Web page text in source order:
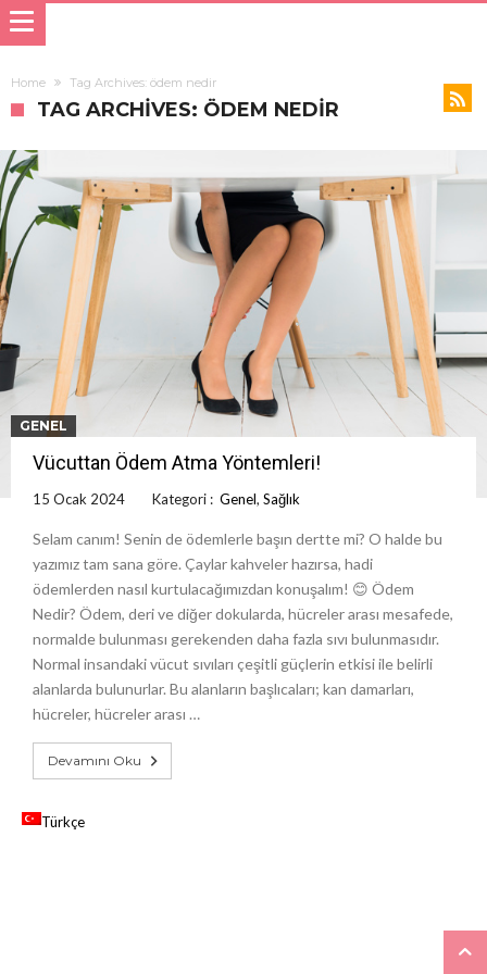
Home Tag Archives: ödem nedir
TAG ARCHIVES: ÖDEM NEDIR
GENEL
Vücuttan Ödem Atma Yöntemleri!
15 Ocak 2024 Kategori : Genel, Sağlık
Selam canım! Senin de ödemlerle başın dertte mi? O halde bu
yazımız tam sana göre. Çaylar kahveler hazırsa, hadi
ödemlerden nasıl kurtulacağımızdan konuşalım! 😊 Ödem
Nedir? Ödem, deri ve diğer dokularda, hücreler arası mesafede,
normalde bulunması gerekenden daha fazla sıvı bulunmasıdır.
Normal insandaki vücut sıvıları çeşitli güçlerin etkisi ile belirli
alanlarda bulunurlar. Bu alanların başlıcaları; kan damarları,
hücreler, hücreler arası …
Devamını Oku
Türkçe